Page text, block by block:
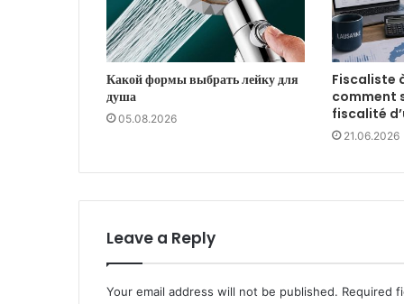
Какой формы выбрать лейку для
душа
05.08.2026
Fiscaliste
comment
fiscalité
21.06.2026
Leave a Reply
Your email address will not be published. Required